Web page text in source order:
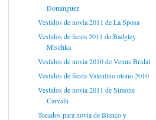
Domínguez
Vestidos de novia 2011 de La Sposa
Vestidos de fiesta 2011 de Badgley
Mischka
Vestidos de novia 2010 de Venus Bridal
Vestidos de fiesta Valentino otoño 2010
Vestidos de novia 2011 de Simone
Carvalli
Tocados para novia de Blanco y